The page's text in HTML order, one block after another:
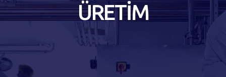
ÜRETİM